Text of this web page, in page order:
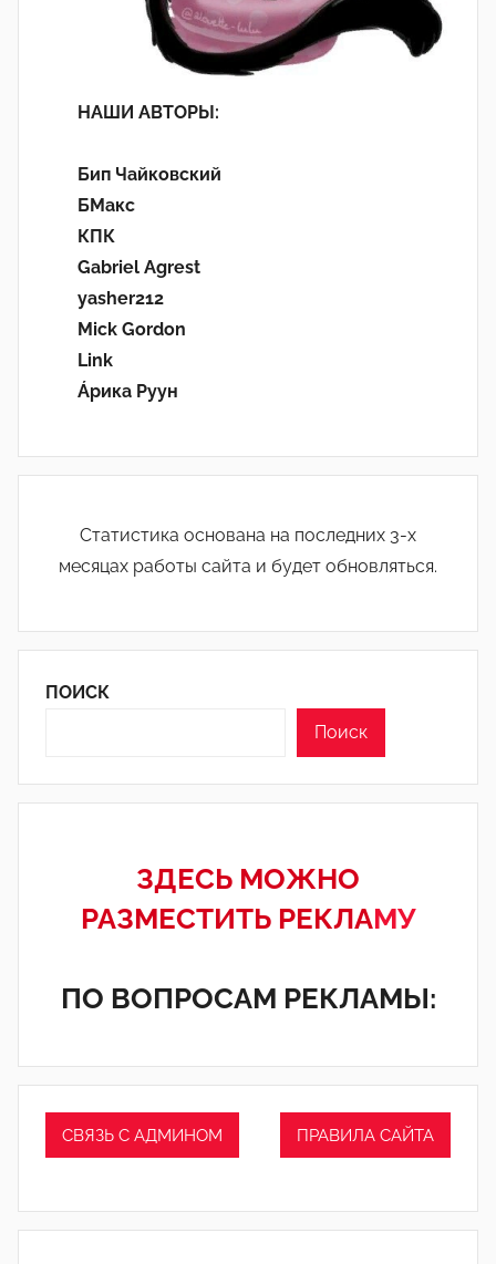
НАШИ АВТОРЫ:
Бип Чайковский
БМакс
КПК
Gabriel Agrest
yasher212
Mick Gordon
Link
Áрика Руун
Статистика основана на последних 3-х
месяцах работы сайта и будет обновляться.
ПОИСК
Поиск
ЗДЕСЬ МОЖНО
РАЗМЕСТИТЬ РЕКЛАМУ
ПО ВОПРОСАМ РЕКЛАМЫ:
СВЯЗЬ С АДМИНОМ ПРАВИЛА САЙТА